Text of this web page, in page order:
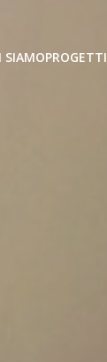
SIAMOPROGETTI